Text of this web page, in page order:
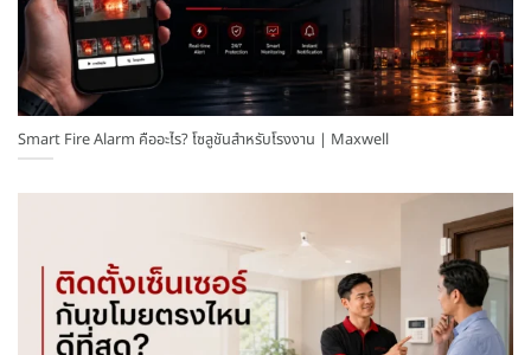
Smart Fire Alarm คืออะไร? โซลูชันสำหรับโรงงาน | Maxwell